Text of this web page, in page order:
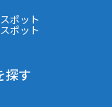
ポット
ポット
探す